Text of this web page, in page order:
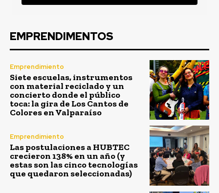
EMPRENDIMENTOS
Emprendimiento
Siete escuelas, instrumentos
con material reciclado y un
concierto donde el público
toca: la gira de Los Cantos de
Colores en Valparaíso
Emprendimiento
Las postulaciones a HUBTEC
crecieron 138% en un año (y
estas son las cinco tecnologías
que quedaron seleccionadas)